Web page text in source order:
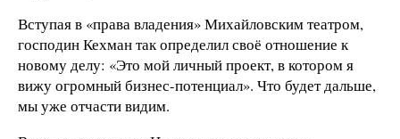
Вступая в «права владения» Михайловским театром,
господин Кехман так определил своё отношение к
новому делу: «Это мой личный проект, в котором я
вижу огромный бизнес-потенциал». Что будет дальше,
мы уже отчасти видим.